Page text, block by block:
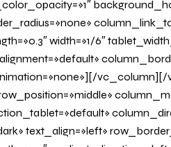
width=»1/6″
text_align=»left»